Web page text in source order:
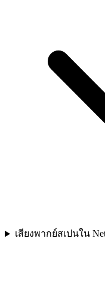
เสียงพากย์สเปนใน